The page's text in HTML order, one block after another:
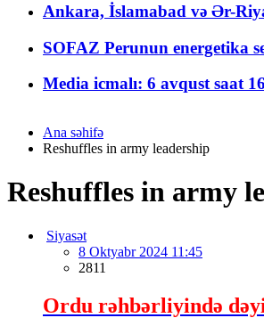
Ankara, İslamabad və Ər-
SOFAZ Perunun energetika
Media icmalı: 6 avqust saat
Ana səhifə
Reshuffles in army leadership
Reshuffles in army
Siyasət
8 Oktyabr 2024 11:45
2811
Ordu rəhbərliyində